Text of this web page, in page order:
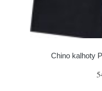
Chino kalhoty